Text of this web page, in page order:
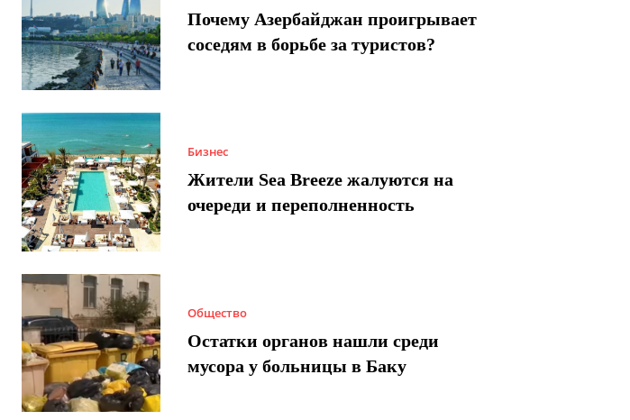
Почему Азербайджан проигрывает
соседям в борьбе за туристов?
Бизнес
Жители Sea Breeze жалуются на
очереди и переполненность
Общество
Остатки органов нашли среди
мусора у больницы в Баку